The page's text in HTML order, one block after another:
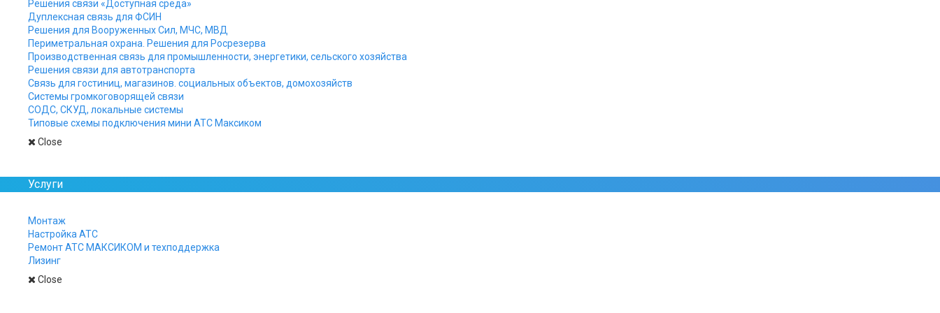
Решения связи «Доступная среда»
Дуплексная связь для ФСИН
Решения для Вооруженных Сил, МЧС, МВД
Периметральная охрана. Решения для Росрезерва
Производственная связь для промышленности, энергетики, сельского хозяйства
Решения связи для автотранспорта
Связь для гостиниц, магазинов. социальных объектов, домохозяйств
Системы громкоговорящей связи
СОДС, СКУД, локальные системы
Типовые схемы подключения мини АТС Максиком
Close
Услуги
Монтаж
Настройка АТС
Ремонт АТС МАКСИКОМ и техподдержка
Лизинг
Close